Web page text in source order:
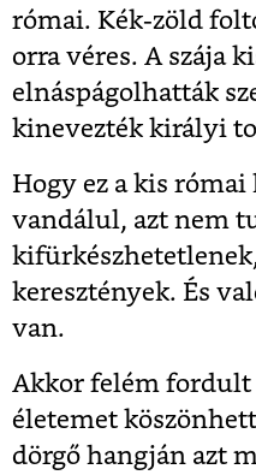
római. Kék-zöld
orra véres. A szája
elnáspágolhatták
kinevezték királyi
Hogy ez a kis
vandálul, azt nem
keresztények. És
van.
Akkor felém fordult
életemet
dörgő hangján azt